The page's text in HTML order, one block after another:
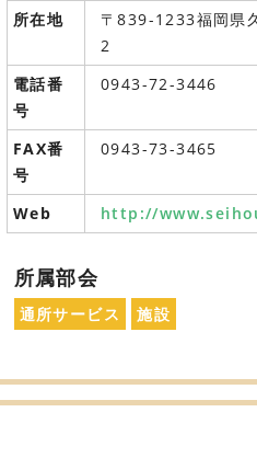
所在地
〒839-1233福岡県
2
電話番
号
0943-72-3446
FAX番
号
0943-73-3465
Web http://
所属部会
通所サービス 施設